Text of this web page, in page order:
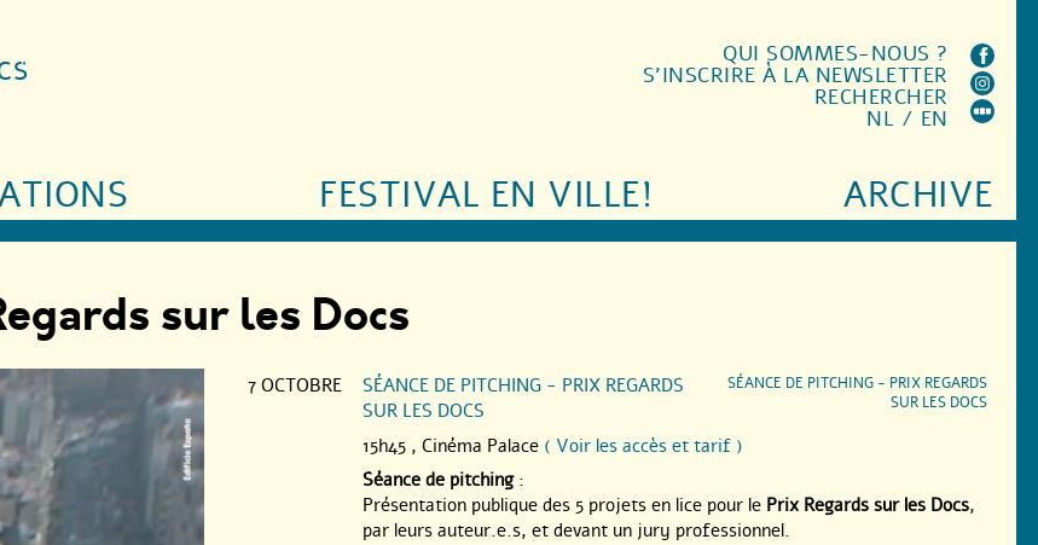
FESTIVAL EN VILLE! ARCHIVE
QUI SOMMES-NOUS ?
S'INSCRIRE À LA NEWSLETTER
RECHERCHER
NL / EN
sur les Docs
7 OCTOBRE
SÉANCE DE PITCHING - PRIX REGARDS
SUR LES DOCS
SÉANCE DE PITCHING - PRIX REGARDS
SUR LES DOCS
15h45 , Cinéma Palace ( Voir les accès et tarif )
Séance de pitching:
Présentation publique des 5 projets en lice pour le Prix Regards sur les Docs,
par leurs auteur.e.s, et devant un jury professionnel.